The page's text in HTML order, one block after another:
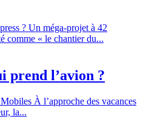
? Un méga-projet à 42
comme « le chantier du...
prend l’avion ?
À l’approche des vacances
la...